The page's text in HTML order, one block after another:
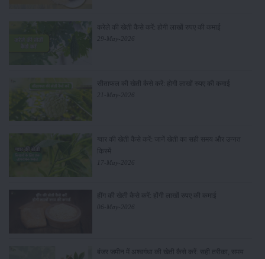
करेले की खेती कैसे करें: होगी लाखों रुपए की कमाई
29-May-2026
सीताफल की खेती कैसे करें: होगी लाखों रुपए की कमाई
21-May-2026
ग्वार की खेती कैसे करें: जानें खेती का सही समय और उन्नत
किस्में
17-May-2026
हींग की खेती कैसे करें: होंगी लाखों रुपए की कमाई
06-May-2026
बंजर जमीन में अश्वगंधा की खेती कैसे करें: सही तरीका, समय